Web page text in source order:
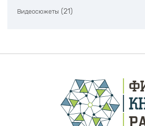
Видеосюжеты (21)